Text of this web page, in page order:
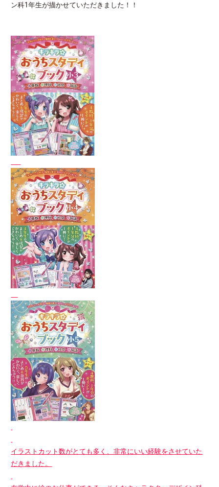
ン科1年生が描かせていただきました！！
イラストカット数がとても多く、非常にいい経験をさせていた
だきました。